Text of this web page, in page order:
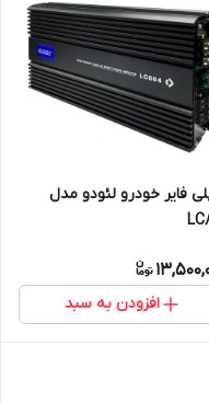
فایر خودرو لئودو مدل
افزودن به سبد